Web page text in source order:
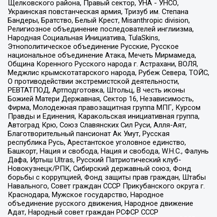
Щелковского района, Правый сектор, УНА - УНСО,
Украинская повстанческая армия, Тризуб им. Степана
Бандеры, Братство, Белый Крест, Misanthropic division,
Религиозное объединение последователей инглиизма,
Народная Социальная Инициатива, TulaSkins,
Этнополитическое объединение Русские, Русское
национальное объединение Атака, Мечеть Мирмамеда,
Община Коренного Русского народа г. Астрахани, ВОЛЯ,
Меджлис крымскотатарского народа, Рубеж Севера, ТОЙС,
О противодействии экстремистской деятельности,
РЕВТАТПОД, Артподготовка, Штольц, В честь иконы
Божией Матери Державная, Сектор 16, Независимость,
Фирма, Молодежная правозащитная группа МПГ, Курсом
Правды и Единения, Каракольская инициативная группа,
Автоград Крю, Союз Славянских Сил Руси, Алля-Аят,
Благотворительный пансионат Ак Умут, Русская
республика Русь, Арестантское уголовное единство,
Башкорт, Нация и свобода, Нация и свобода, W.H.С., Фалунь
Дафа, Иртыш Ultras, Русский Патриотический клуб-
Новокузнецк/РПК, Сибирский державный союз, Фонд
борьбы с коррупцией, Фонд защиты прав граждан, Штабы
Навального, Совет граждан СССР Прикубанского округа г.
Краснодара, Мужское государство, Народное
объединение русского движения, Народное движение
Адат, Народный совет граждан РСФСР СССР